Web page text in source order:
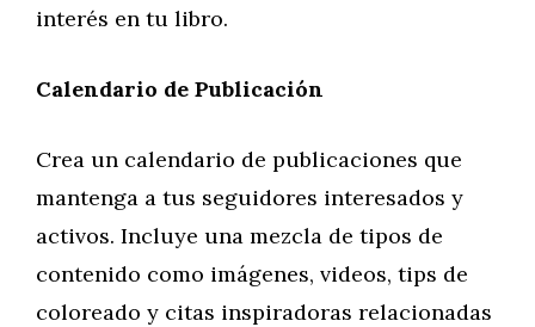
interés en tu libro.
Calendario de Publicación
Crea un calendario de publicaciones que
mantenga a tus seguidores interesados y
activos. Incluye una mezcla de tipos de
contenido como imágenes, videos, tips de
coloreado y citas inspiradoras relacionadas